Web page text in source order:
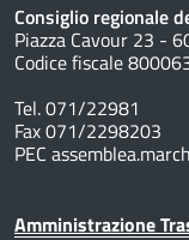
Consiglio regionale
Piazza Cavour 23 -
Codice fiscale
Tel. 071/22981
Fax 071/2298203
PEC
Amministrazione